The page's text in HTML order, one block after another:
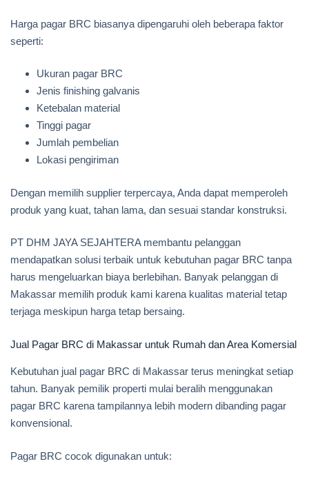
Harga pagar BRC biasanya dipengaruhi oleh beberapa faktor
seperti:
Ukuran pagar BRC
Jenis finishing galvanis
Ketebalan material
Tinggi pagar
Jumlah pembelian
Lokasi pengiriman
Dengan memilih supplier terpercaya, Anda dapat memperoleh
produk yang kuat, tahan lama, dan sesuai standar konstruksi.
PT DHM JAYA SEJAHTERA membantu pelanggan
mendapatkan solusi terbaik untuk kebutuhan pagar BRC tanpa
harus mengeluarkan biaya berlebihan. Banyak pelanggan di
Makassar memilih produk kami karena kualitas material tetap
terjaga meskipun harga tetap bersaing.
Jual Pagar BRC di Makassar untuk Rumah dan Area Komersial
Kebutuhan jual pagar BRC di Makassar terus meningkat setiap
tahun. Banyak pemilik properti mulai beralih menggunakan
pagar BRC karena tampilannya lebih modern dibanding pagar
konvensional.
Pagar BRC cocok digunakan untuk: